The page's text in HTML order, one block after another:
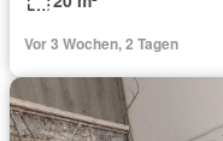
Vor 3 Wochen, 2 Tagen